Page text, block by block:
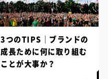
3つのTIPS｜ブランドの
成長ために何に取り組む
ことが大事か？